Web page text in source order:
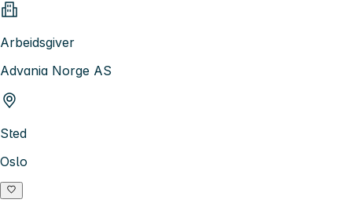
Arbeidsgiver
Advania Norge AS
Sted
Oslo